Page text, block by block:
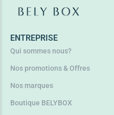
Lire la suite
ENTREPRISE
Qui sommes nous?
Nos promotions & Offres
Nos marques
Boutique BELYBOX